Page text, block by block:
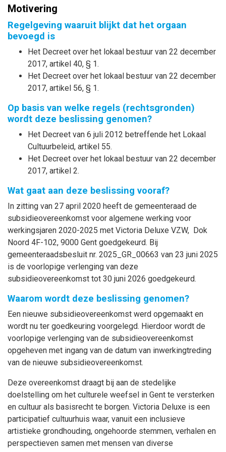
Motivering
Regelgeving waaruit blijkt dat het orgaan
bevoegd is
Het Decreet over het lokaal bestuur van 22 december
2017, artikel 40, § 1.
Het Decreet over het lokaal bestuur van 22 december
2017, artikel 56, § 1.
Op basis van welke regels (rechtsgronden)
wordt deze beslissing genomen?
Het Decreet van 6 juli 2012 betreffende het Lokaal
Cultuurbeleid, artikel 55.
Het Decreet over het lokaal bestuur van 22 december
2017, artikel 2.
Wat gaat aan deze beslissing vooraf?
In zitting van 27 april 2020 heeft de gemeenteraad de
subsidieovereenkomst voor algemene werking voor
werkingsjaren 2020-2025 met Victoria Deluxe VZW, Dok
Noord 4F-102, 9000 Gent goedgekeurd. Bij
gemeenteraadsbesluit nr. 2025_GR_00663 van 23 juni 2025
is de voorlopige verlenging van deze
subsidieovereenkomst tot 30 juni 2026 goedgekeurd.
Waarom wordt deze beslissing genomen?
Een nieuwe subsidieovereenkomst werd opgemaakt en
wordt nu ter goedkeuring voorgelegd. Hierdoor wordt de
voorlopige verlenging van de subsidieovereenkomst
opgeheven met ingang van de datum van inwerkingtreding
van de nieuwe subsidieovereenkomst.
Deze overeenkomst draagt bij aan de stedelijke
doelstelling om het culturele weefsel in Gent te versterken
en cultuur als basisrecht te borgen. Victoria Deluxe is een
participatief cultuurhuis waar, vanuit een inclusieve
artistieke grondhouding, ongehoorde stemmen, verhalen en
perspectieven samen met mensen van diverse